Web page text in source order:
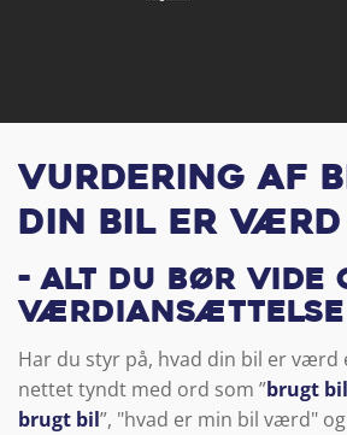
Vurdering af
din bil er værd
- Alt du bør vide
værdiansættelse
Har du styr på, hvad din bil er værd
nettet tyndt med ord som ”brugt
brugt bil”, "hvad er min bil værd"